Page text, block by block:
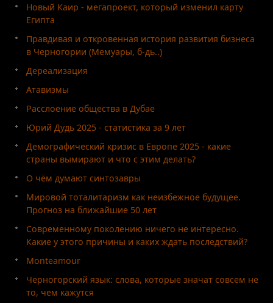
Новый Каир - мегапроект, который изменил карту
Египта
Правдивая и откровенная история развития бизнеса
в Черногории (Мемуары, б-дь..)
Дереализация
Атавизмы
Расслоение общества в Дубае
Юрий Дудь 2025 - статистика за 9 лет
Демографический кризис в Европе 2025 - какие
страны вымирают и что с этим делать?
О чём думают синтозавры
Мировой тоталитаризм как неизбежное будущее.
Прогноз на ближайшие 50 лет
Современному поколению ничего не интересно.
Какие у этого причины и каких ждать последствий?
Monteamour
Черногорский язык: слова, которые значат совсем не
то, чем кажутся